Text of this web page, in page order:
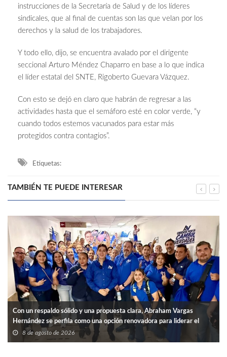
instrucciones de la Secretaría de Salud y de los líderes
sindicales, que al final de cuentas son las que velan por los
derechos y la salud de los trabajadores.
Y todo ello, dijo, se encuentra avalado por el dirigente
seccional Arturo Méndez Chaparro en base a lo que indica
el líder estatal del SNTE, Rigoberto Guevara Vázquez.
Con esto se dejó en claro que habrán de regresar a las
actividades hasta que el semáforo esté en color verde, “y
cuando todos estemos vacunados para estar más
protegidos contra contagios”.
Etiquetas:
TAMBIÉN TE PUEDE INTERESAR
Con un respaldo sólido y una propuesta clara, Abraham Vargas
Hernández se perfila como una opción renovadora para liderar el
SNTISSSTE en Tamaulipas.
8 de agosto de 2026